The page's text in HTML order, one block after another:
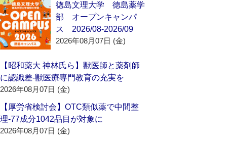
徳島文理大学 徳島薬学
部 オープンキャンパ
ス 2026/08-2026/09
2026年08月07日 (金)
【昭和薬大 神林氏ら】獣医師と薬剤師
に認識差‐獣医療専門教育の充実を
2026年08月07日 (金)
【厚労省検討会】OTC類似薬で中間整
理‐77成分1042品目が対象に
2026年08月07日 (金)